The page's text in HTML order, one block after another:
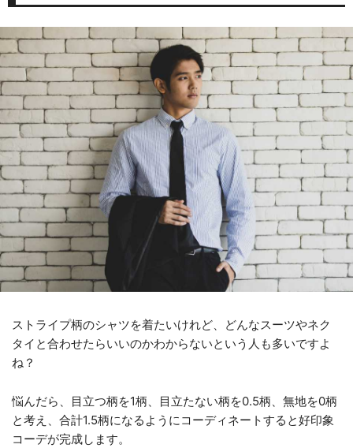
ストライプ柄のシャツを着たいけれど、どんなスーツやネク
タイと合わせたらいいのかわからないという人も多いですよ
ね？
悩んだら、目立つ柄を1柄、目立たない柄を0.5柄、無地を0柄
と考え、合計1.5柄になるようにコーディネートすると好印象
コーデが完成します。